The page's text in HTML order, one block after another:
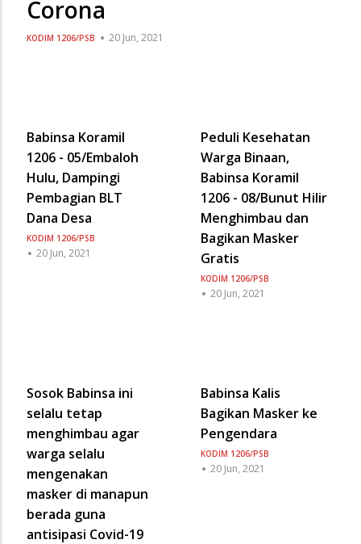
Corona
KODIM 1206/PSB 20 Jun, 2021
Babinsa Koramil
1206 - 05/Embaloh
Hulu, Dampingi
Pembagian BLT
Dana Desa
KODIM 1206/PSB
20 Jun, 2021
Peduli Kesehatan
Warga Binaan,
Babinsa Koramil
1206 - 08/Bunut Hilir
Menghimbau dan
Bagikan Masker
Gratis
KODIM 1206/PSB
20 Jun, 2021
Sosok Babinsa ini
selalu tetap
menghimbau agar
warga selalu
mengenakan
masker di manapun
berada guna
antisipasi Covid-19
Babinsa Kalis
Bagikan Masker ke
Pengendara
KODIM 1206/PSB
20 Jun, 2021